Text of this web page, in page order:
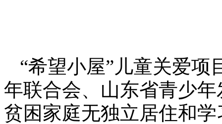
“希望小屋”儿童关爱
年联合会、山东省青少
贫困家庭无独立居住和